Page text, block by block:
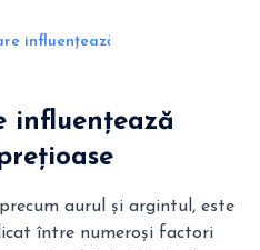
influențează prețul metalelor
influențează
aurul și argintul, este
între numeroși factori